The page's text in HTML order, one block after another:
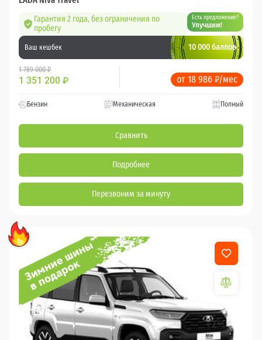
Гарантия 2 года, без ограничения по
пробегу
Есть предложение?
Улучшим!
Ваш кешбек 10 000 баллов
1 789 000 ₽
1 351 200 ₽ от 18 986 ₽/мес
Бензин Механическая Полный
Сравнить
Подробнее
Перезвоним за минуту